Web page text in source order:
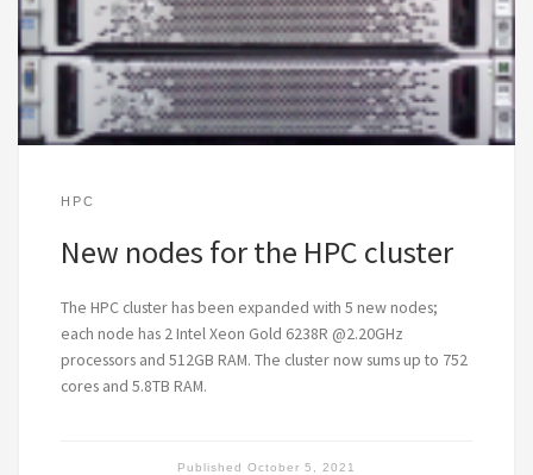
HPC
New nodes for the HPC cluster
The HPC cluster has been expanded with 5 new nodes;
each node has 2 Intel Xeon Gold 6238R @2.20GHz
processors and 512GB RAM. The cluster now sums up to 752
cores and 5.8TB RAM.
Published October 5, 2021